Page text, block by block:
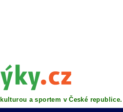
a sportem v České republice.